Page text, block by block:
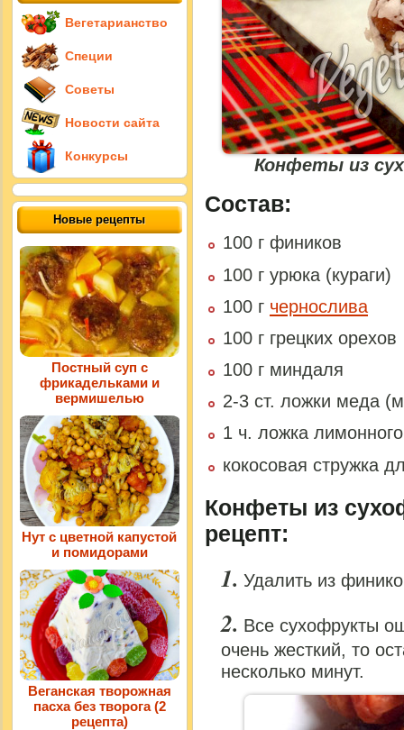
Конфеты из
Состав:
100 г фиников
100 г урюка (кураги)
100 г чернослива
100 г грецких орехов
100 г миндаля
2-3 ст. ложки меда
1 ч. ложка
кокосовая стружка
Конфеты из
рецепт:
Удалить из
Все сухофрукты
очень жесткий, то
несколько минут.
Вегетарианство
Специи
Советы
Новости сайта
Конкурсы
Новые рецепты
Постный суп с
фрикадельками и
вермишелью
Нут с цветной капустой
и помидорами
Веганская творожная
пасха без творога (2
рецепта)